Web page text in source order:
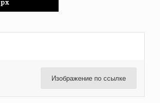
Изображение по ссылке